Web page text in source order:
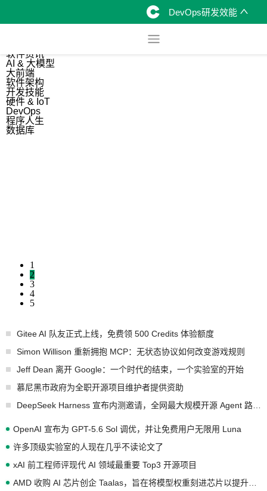
DevOps研发效能
软件资讯
AI & 大模型
大前端
软件架构
开发技能
硬件 & IoT
DevOps
程序人生
数据库
1
2
3
4
5
Gitee AI 队友正式上线，免费领 500 Credits 体验额度
Simon Willison 重新拥抱 MCP：无状态协议如何改变游戏规则
Jeff Dean 离开 Google：一个时代的结束，一个实验室的开始
慕尼黑市政府为全职开源项目维护者提供资助
OpenAI 宣布为 GPT-5.6 Sol 调优，并让免费用户无限用 Luna
许多顶级实验室的人现在几乎不读论文了
xAI 前工程师评现代 AI 领域最重要 Top3 开源项目